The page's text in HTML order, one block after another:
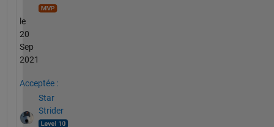
le
20
Sep
2021
Acceptée :
Star
Strider